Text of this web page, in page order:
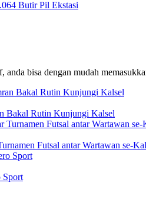
Butir Pil Ekstasi
bisa dengan mudah
Bakal Rutin Kunjungi Kalsel
Futsal antar Wartawan se-
Sport